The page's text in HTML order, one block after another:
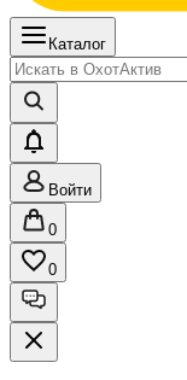
Каталог
Войти
0
0